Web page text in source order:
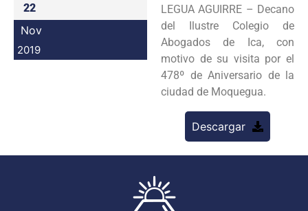
Intranet
22
Nov
2019
LEGUA AGUIRRE – Decano
del Ilustre Colegio de
Abogados de Ica, con
motivo de su visita por el
478º de Aniversario de la
ciudad de Moquegua.
Descargar